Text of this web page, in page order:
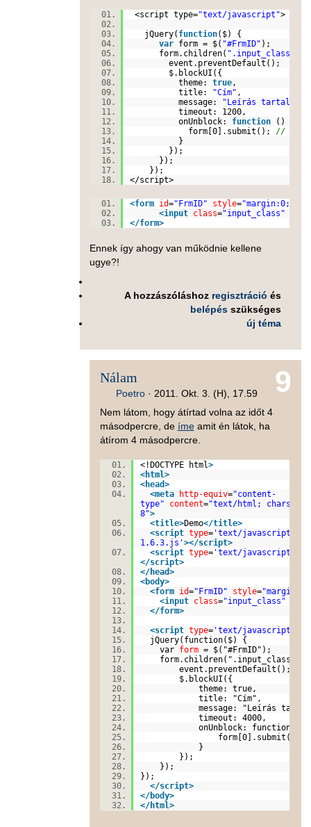
<script type="text/javascript">
jQuery( function($) {
var form = $( "#FrmID" );
form.children( ".input_class"
event.preventDefault();
$.blockUI({
theme:true,
title:
"Cím" ,
message:
"Leírás tartalma"
timeout: 1200,
onUnblock: function ()
form[0].submit(); //
}
});
});
});
</script>
<form id="FrmID" style="margin:0;"
<input class="input_class"
</form>
Ennek így ahogy van működnie kellene
ugye?!
A hozzászóláshoz regisztráció és
belépés szükséges
új téma
9
Nálam
Poetro ·2011. Okt. 3. (H), 17.59
Nem látom, hogy átírtad volna az időt 4
másodpercre, de ímeamit én látok, ha
átírom 4 másodpercre.
<!DOCTYPE html>
<html>
<head>
<meta http-equiv="content-
type"
content="text/html;
8">
<title>Demo</title>
<script type='text/javascript'
1.6.3.js'></script>
<script type='text/javascript'
</script>
</head>
<body>
<form id="FrmID" style=
<input class="input_class"
</form>
<script type='text/javascript'
jQuery(function($) {
var form= $("#FrmID");
event.preventDefault();
$.blockUI({
theme: true,
title: "Cím",
message: "Leírás
timeout: 4000,
onUnblock: function()
form[0].submit(); //
}
});
});
});
</script>
</body>
</html>